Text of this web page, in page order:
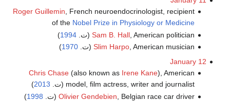
Roger Guillemin, French neuroendocrinologist, recipient
of the Nobel Prize in Physiology or Medicine
Sam B. Hall , American politician (ت. 1994
)
Slim Harpo , American musician (ت. 1970
)
January 12
Chris Chase (also known as Irene Kane), American
model, film actress, writer and journalist (ت.
2013
)
Olivier Gendebien , Belgian race car driver (ت. 1998
)